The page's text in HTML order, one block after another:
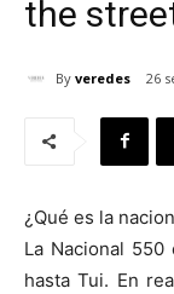
the
By veredes 26
¿Qué es la
La Nacional
hasta Tui. En